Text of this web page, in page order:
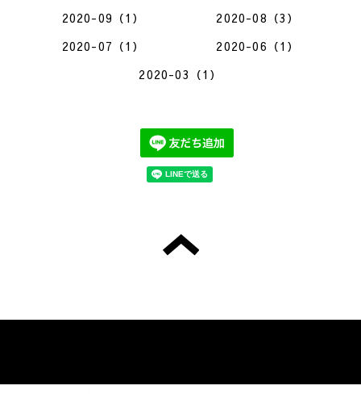
2020-09（1）
2020-08（3）
2020-07（1）
2020-06（1）
2020-03（1）